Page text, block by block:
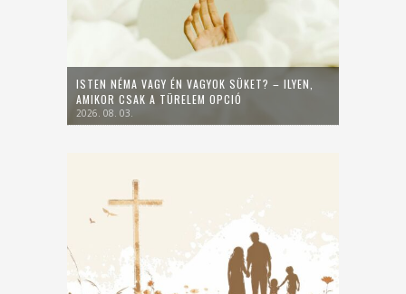
ISTEN NÉMA VAGY ÉN VAGYOK SÜKET? – ILYEN,
AMIKOR CSAK A TÜRELEM OPCIÓ
2026. 08. 03.